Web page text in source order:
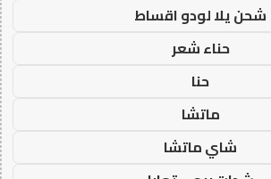
شحن يلا لودو اقساط
حناء شعر
حنا
ماتشا
شاي ماتشا